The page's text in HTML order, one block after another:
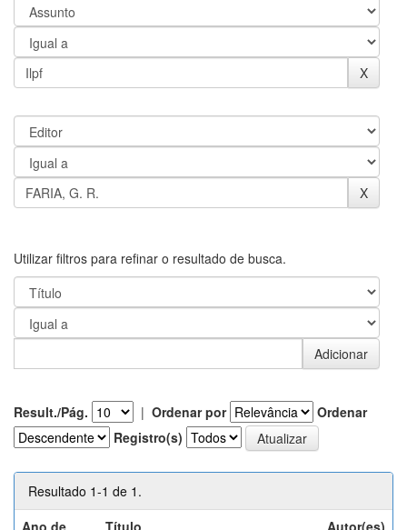
Utilizar filtros para refinar o resultado de busca.
Result./Pág. | Ordenar por
Ordenar
Registro(s)
Resultado 1-1 de 1.
Ano de
Título Autor(es)